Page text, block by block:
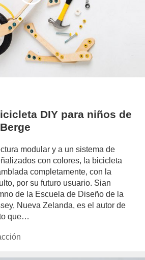
DIY para niños de
modular y a un sistema de
con colores, la bicicleta
completamente, con la
por su futuro usuario. Sian
de la Escuela de Diseño de la
Nueva Zelanda, es el autor de
que…
www.experimenta.es/author/redaccion/